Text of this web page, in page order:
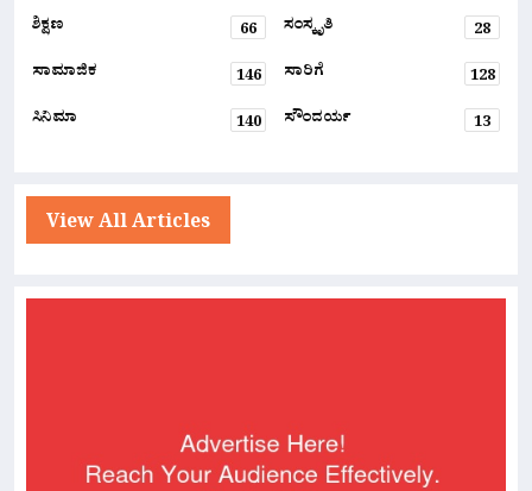
ಶಿಕ್ಷಣ
66 ಸಂಸ್ಕೃತಿ
28
ಸಾಮಾಜಿಕ
146 ಸಾರಿಗೆ
128
ಸಿನಿಮಾ
140 ಸೌಂದರ್ಯ 13
View All Articles